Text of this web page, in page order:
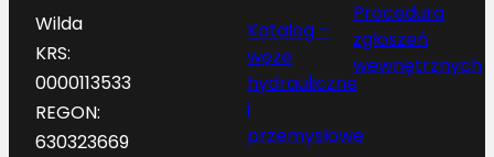
Wilda
KRS:
0000113533
REGON:
630323669
Katalog –
węże
hydrauliczne
i
przemysłowe
Procedura
zgłoszeń
wewnętrznych